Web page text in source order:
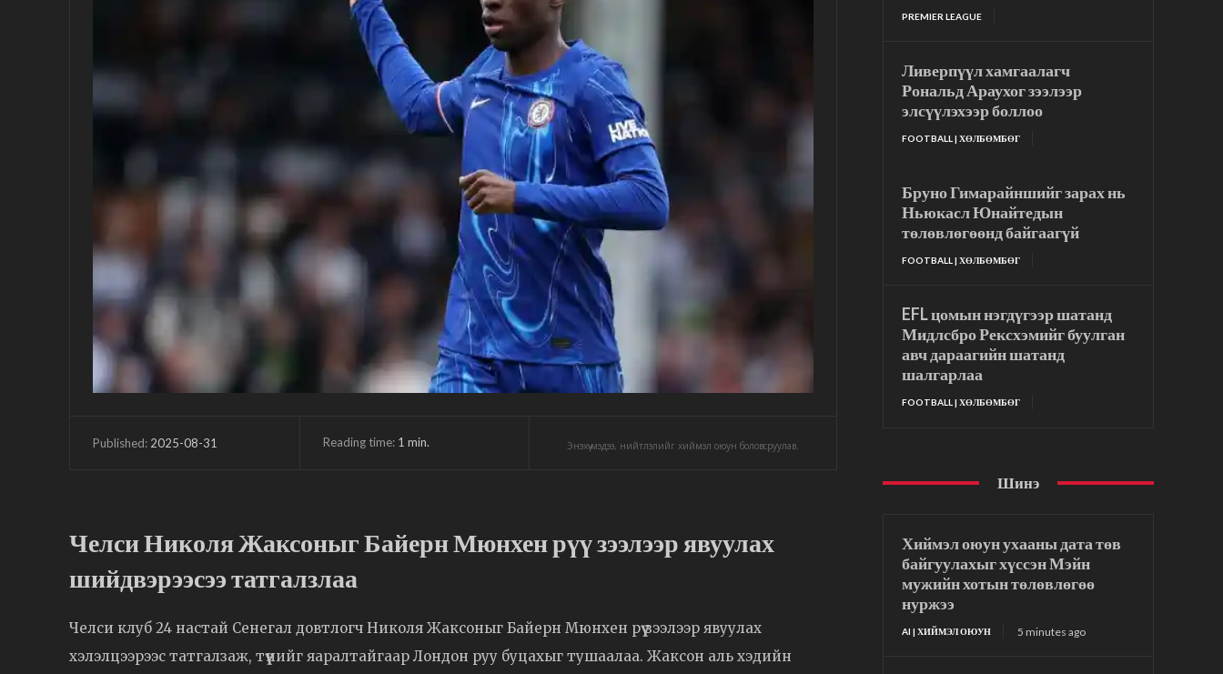
Published: 2025-08-31 Reading time: 1 min. Энэхүү мэдээ, нийтлэлийг хиймэл оюун боловсруулав.
Челси Николя Жаксоныг Байерн Мюнхен рүү зээлээр явуулах
шийдвэрээсээ татгалзлаа
Челси клуб 24 настай Сенегал довтлогч Николя Жаксоныг Байерн Мюнхен рүү зээлээр явуулах
хэлэлцээрээс татгалзаж, түүнийг яаралтайгаар Лондон руу буцахыг тушаалаа. Жаксон аль хэдийн
PREMIER LEAGUE
Ливерпүүл хамгаалагч
Рональд Араухог зээлээр
элсүүлэхээр боллоо
FOOTBALL | ХӨЛБӨМБӨГ
Бруно Гимарайншийг зарах нь
Ньюкасл Юнайтедын
төлөвлөгөөнд байгаагүй
FOOTBALL | ХӨЛБӨМБӨГ
EFL цомын нэгдүгээр шатанд
Мидлсбро Рексхэмийг буулган
авч дараагийн шатанд
шалгарлаа
FOOTBALL | ХӨЛБӨМБӨГ
Шинэ
Хиймэл оюун ухааны дата төв
байгуулахыг хүссэн Мэйн
мужийн хотын төлөвлөгөө
нуржээ
AI | ХИЙМЭЛ ОЮУН 5 minutes ago